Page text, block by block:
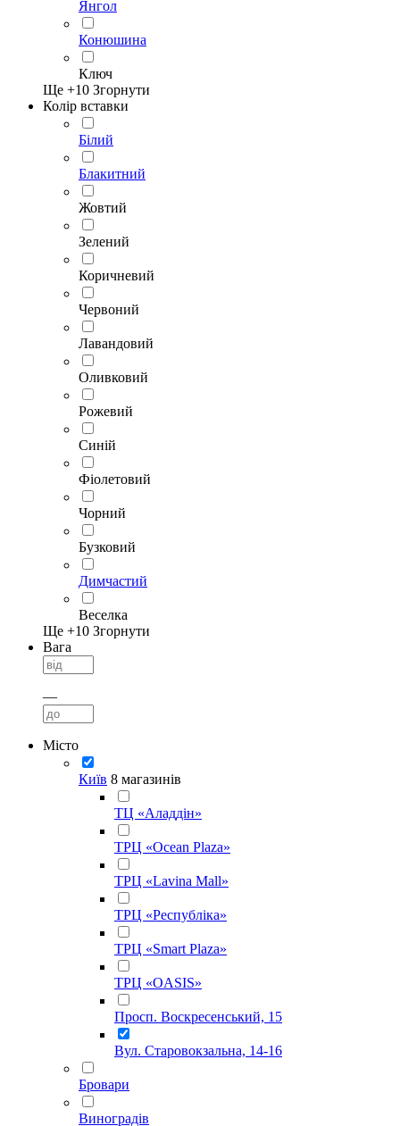
Янгол
Конюшина
Ключ
Ще +10 Згорнути
Колір вставки
Білий
Блакитний
Жовтий
Зелений
Коричневий
Червоний
Лавандовий
Оливковий
Рожевий
Синій
Фіолетовий
Чорний
Бузковий
Димчастий
Веселка
Ще +10 Згорнути
Вага
—
Місто
Київ 8 магазинів
ТЦ «Аладдін»
ТРЦ «Ocean Plaza»
ТРЦ «Lavina Mall»
ТРЦ «Республіка»
ТРЦ «Smart Plaza»
ТРЦ «OASIS»
Просп. Воскресенський, 15
Вул. Старовокзальна, 14-16
Бровари
Виноградів